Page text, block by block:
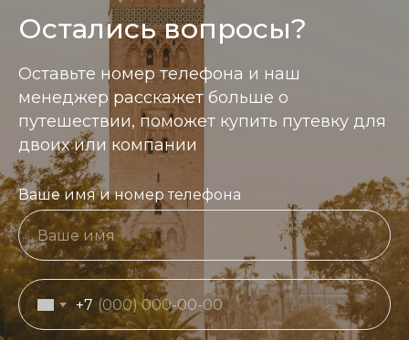
Информация размещенная на сайте носит
Остались вопросы?
Оставьте номер телефона и наш
менеджер расскажет больше о
путешествии, поможет купить путевку для
двоих или компании
Ваше имя и номер телефона
+7